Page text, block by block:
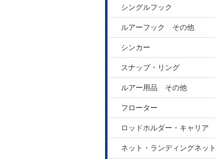
シングルフック
ルアーフック その他
シンカー
スナップ・リング
ルアー用品 その他
フローター
ロッドホルダー・キャリア
ネット・ランディングネット